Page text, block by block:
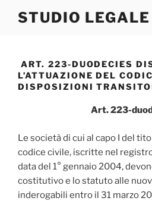
STUDIO
ART. 223-DUODECIES
L’ATTUAZIONE DEL
DISPOSIZIONI
Art. 223-
Le società di cui al capo I del
codice civile, iscritte nel
data del 1° gennaio 2004,
costitutivo e lo statuto alle
inderogabili entro il 31 marzo